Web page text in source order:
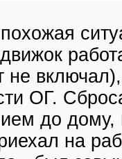
не
ОГ.
до
на